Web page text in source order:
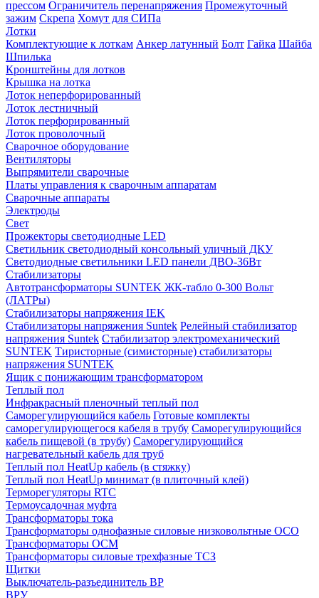
прессом Ограничитель перенапряжения Промежуточный
зажим Скрепа Хомут для СИПа
Лотки
Комплектующие к лоткам Анкер латунный Болт Гайка Шайба
Шпилька
Кронштейны для лотков
Крышка на лотка
Лоток неперфорированный
Лоток лестничный
Лоток перфорированный
Лоток проволочный
Сварочное оборудование
Вентиляторы
Выпрямители сварочные
Платы управления к сварочным аппаратам
Сварочные аппараты
Электроды
Свет
Прожекторы светодиодные LED
Светильник светодиодный консольный уличный ДКУ
Светодиодные светильники LED панели ДВО-36Вт
Стабилизаторы
Автотрансформаторы SUNTEK ЖК-табло 0-300 Вольт
(ЛАТРы)
Стабилизаторы напряжения IEK
Стабилизаторы напряжения Suntek Релейный стабилизатор
напряжения Suntek Стабилизатор электромеханический
SUNTEK Тиристорные (симисторные) стабилизаторы
напряжения SUNTEK
Ящик с понижающим трансформатором
Теплый пол
Инфракрасный пленочный теплый пол
Саморегулирующийся кабель Готовые комплекты
саморегулирующегося кабеля в трубу Саморегулирующийся
кабель пищевой (в трубу) Саморегулирующийся
нагревательный кабель для труб
Теплый пол HeatUp кабель (в стяжку)
Теплый пол HeatUp минимат (в плиточный клей)
Терморегуляторы RTC
Термоусадочная муфта
Трансформаторы тока
Трансформаторы однофазные силовые низковольтные ОСО
Трансформаторы ОСМ
Трансформаторы силовые трехфазные ТСЗ
Щитки
Выключатель-разъединитель ВР
ВРУ